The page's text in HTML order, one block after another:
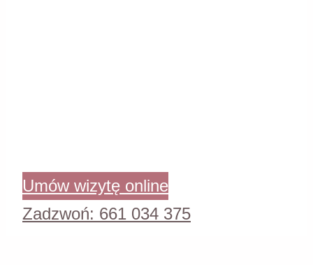
Umów wizytę online
Zadzwoń: 661 034 375